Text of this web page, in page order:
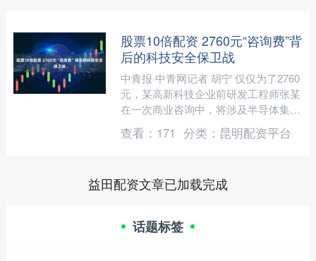
股票10倍配资 2760元“咨询费”背
后的科技安全保卫战
中青报·中青网记者 胡宁 仅仅为了2760
元，某高新科技企业前研发工程师张某
在一次商业咨询中，将涉及半导体集成
电路核心科技领域的商业秘密和盘托
出，这笔微薄的报酬....
查看： 171 分类： 昆明配资平台
益田配资文章已加载完成
话题标签